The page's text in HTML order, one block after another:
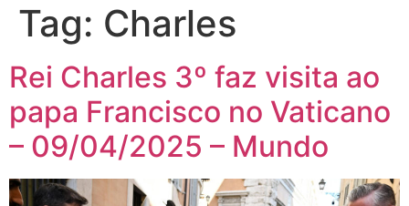
Tag: Charles
Rei Charles 3º faz visita ao
papa Francisco no Vaticano
– 09/04/2025 – Mundo